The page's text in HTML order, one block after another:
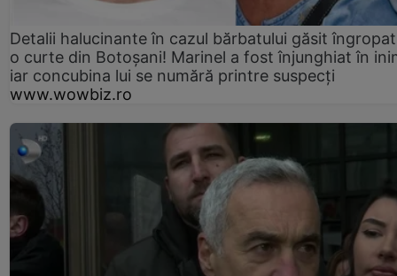
Detalii halucinante în cazul bărbatului găsit
o curte din Botoșani! Marinel a fost înjunghiat în
iar concubina lui se numără printre suspecți
www.wowbiz.ro